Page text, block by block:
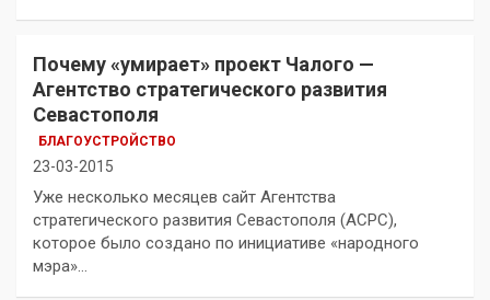
Почему «умирает» проект Чалого —
Агентство стратегического развития
Севастополя
БЛАГОУСТРОЙСТВО
23-03-2015
Уже несколько месяцев сайт Агентства
стратегического развития Севастополя (АСРС),
которое было создано по инициативе «народного
мэра»…